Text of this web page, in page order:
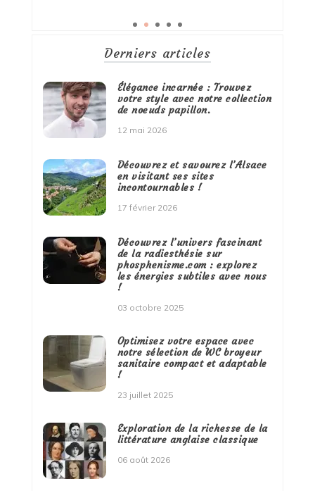
Derniers articles
Élégance incarnée : Trouvez
votre style avec notre collection
de noeuds papillon.
12 mai 2026
Découvrez et savourez l’Alsace
en visitant ses sites
incontournables !
17 février 2026
Découvrez l’univers fascinant
de la radiesthésie sur
phosphenisme.com : explorez
les énergies subtiles avec nous
!
03 octobre 2025
Optimisez votre espace avec
notre sélection de WC broyeur
sanitaire compact et adaptable
!
23 juillet 2025
Exploration de la richesse de la
littérature anglaise classique
06 août 2026